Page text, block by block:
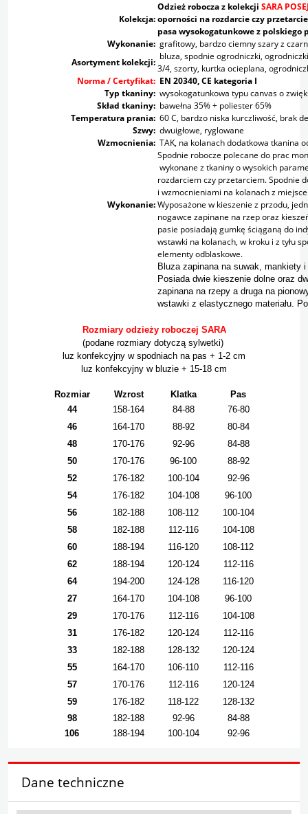
Kolekcja:
Odzież robocza z kolekcji SARA
oporności na rozdarcie czy
pasa wysokogatunkowe z polskiego
Wykonanie: grafitowy, bardzo ciemny szary z
Asortyment kolekcji:
bluza, spodnie ogrodniczki,
3/4, szorty, kurtka ocieplana,
Norma / Certyfikat: EN 20340, CE kategoria I
Typ tkaniny: wysokogatunkowa typu canvas o
Skład tkaniny: bawełna 35% + poliester 65%
Temperatura prania: 60 C, bardzo niska kurczliwość, brak
Szwy: dwuigłowe, ryglowane
Wzmocnienia: TAK, na kolanach dodatkowa tkanina
Wykonanie:
Spodnie robocze polecane do prac
wykonane z tkaniny o wysokich
rozdarciem czy przetarciem. Spodnie
i wzmocnieniami na kolanach z
Wyposażone w kieszenie z przodu,
nogawce zapinane na rzep oraz
pasie posiadają gumkę ściąganą do
wstawki na kolanach, w kroku i z tyłu
elementy odblaskowe.
Bluza zapinana na suwak, mankiety
Posiada dwie kieszenie dolne oraz
zapinana na rzepy a druga na
wstawki z elastycznego materiału.
Rozmiary odzieży roboczej SARA
(podane rozmiary dotyczą sylwetki)
luz konfekcyjny w spodniach na pas + 1-2 cm
luz konfekcyjny w bluzie + 15-18 cm
Rozmiar Wzrost Klatka
Pas
44
158-164 84-88
76-80
46
164-170 88-92
80-84
48
170-176 92-96
84-88
50
170-176 96-100
88-92
52
176-182 100-104
92-96
54
176-182 104-108
96-100
56
182-188 108-112
100-104
58
182-188 112-116
104-108
60
188-194 116-120
108-112
62
188-194 120-124
112-116
64
194-200 124-128
116-120
27
164-170 104-108
96-100
29
170-176 112-116
104-108
31
176-182 120-124
112-116
33
182-188 128-132
120-124
55
164-170 106-110
112-116
57
170-176 112-116
120-124
59
176-182 118-122
128-132
98
182-188 92-96
84-88
106
188-194 100-104 92-96
Dane techniczne